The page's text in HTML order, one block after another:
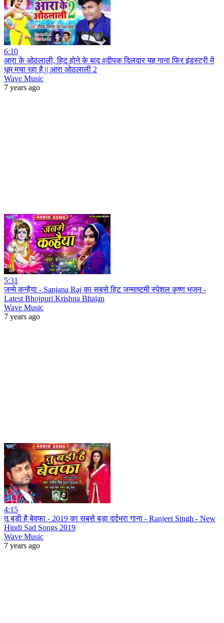
6:10
आरा के ओठलाली, हिट होने के बाद #दीपक दिलदार यह गाना फिर इंडस्ट्री में
धूम मचा रहा है || आरा ओठलाली 2
Wave Music
7 years ago
5:31
जन्मे कन्हैया - Sanjana Raj का सबसे हिट जन्माष्टमी स्पेशल कृष्ण भजन -
Latest Bhojpuri Krishna Bhajan
Wave Music
7 years ago
4:15
तू बड़ी है बेवफा - 2019 का सबसे बड़ा दर्दभरा गाना - Ranjeet Singh - New
Hindi Sad Songs 2019
Wave Music
7 years ago